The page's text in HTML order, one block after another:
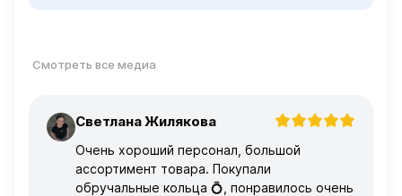
Смотреть все медиа
С Светлана Жилякова
Очень хороший персонал, большой
ассортимент товара. Покупали
обручальные кольца 💍, понравилось очень